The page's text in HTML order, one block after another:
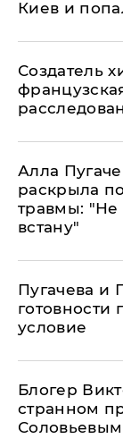
Киев и
Создатель
Алла
раскрыла
травмы: "Не
встану"
Пугачева и
готовности
условие
Блогер
странном
Соловьевым